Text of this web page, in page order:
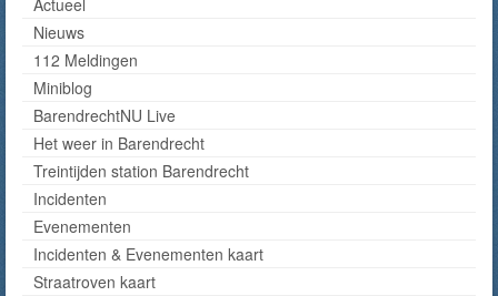
Nieuws
112 Meldingen
Miniblog
BarendrechtNU Live
Het weer in Barendrecht
Treintijden station Barendrecht
Incidenten
Evenementen
Incidenten & Evenementen kaart
Straatroven kaart